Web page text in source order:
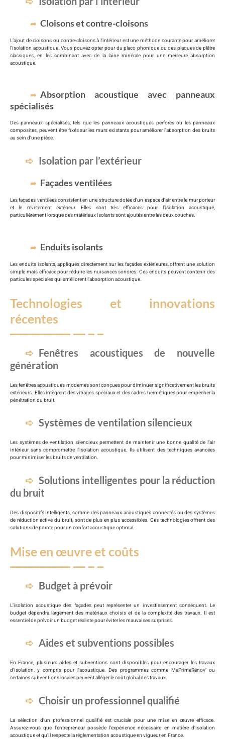
Cloisons et contre-cloisons
L’ajout de cloisons ou contre-cloisons à l’intérieur est une méthode courante pour améliorer
l’isolation acoustique. Vous pouvez opter pour du placo phonique ou des plaques de plâtre
classiques, en les combinant avec de la laine minérale pour une meilleure absorption
acoustique.
Absorption acoustique avec panneaux
spécialisés
Des panneaux spécialisés, tels que les panneaux acoustiques perforés ou les panneaux
composites, peuvent être fixés sur les murs existants pour améliorer l’absorption des bruits
au sein d’une pièce.
Isolation par l’extérieur
Façades ventilées
Les façades ventilées consistent en une structure dotée d’un espace d’air entre le mur porteur
et le revêtement extérieur. Elles sont très efficaces pour l’isolation acoustique,
particulièrement lorsque des matériaux isolants sont ajoutés entre les deux couches.
Enduits isolants
Les enduits isolants, appliqués directement sur les façades extérieures, offrent une solution
simple mais efficace pour réduire les nuisances sonores. Ces enduits peuvent contenir des
particules spéciales qui améliorent l’absorption acoustique.
Technologies et innovations
récentes
Fenêtres acoustiques de nouvelle
génération
Les fenêtres acoustiques modernes sont conçues pour diminuer significativement les bruits
extérieurs. Elles intègrent des vitrages spéciaux et des cadres hermétiques pour empêcher la
pénétration du bruit.
Systèmes de ventilation silencieux
Les systèmes de ventilation silencieux permettent de maintenir une bonne qualité de l’air
intérieur sans compromettre l’isolation acoustique. Ils utilisent des techniques avancées
pour minimiser les bruits de ventilation.
Solutions intelligentes pour la réduction
du bruit
Des dispositifs intelligents, comme des panneaux acoustiques connectés ou des systèmes
de réduction active du bruit, sont de plus en plus accessibles. Ces technologies offrent des
solutions de pointe pour un confort acoustique optimal.
Mise en œuvre et coûts
Budget à prévoir
L’isolation acoustique des façades peut représenter un investissement conséquent. Le
budget dépendra largement des matériaux choisis et de la complexité des travaux. Il est
essentiel de prévoir un budget réaliste pour éviter les mauvaises surprises.
Aides et subventions possibles
En France, plusieurs aides et subventions sont disponibles pour encourager les travaux
d’isolation, y compris pour l’acoustique. Des programmes comme MaPrimeRénov’ ou
certaines subventions locales peuvent alléger le coût global des travaux.
Choisir un professionnel qualifié
La sélection d’un professionnel qualifié est cruciale pour une mise en œuvre efficace.
Assurez-vous que l’entrepreneur possède l’expérience nécessaire en matière d’isolation
acoustique et qu’il respecte la réglementation acoustique en vigueur en France.